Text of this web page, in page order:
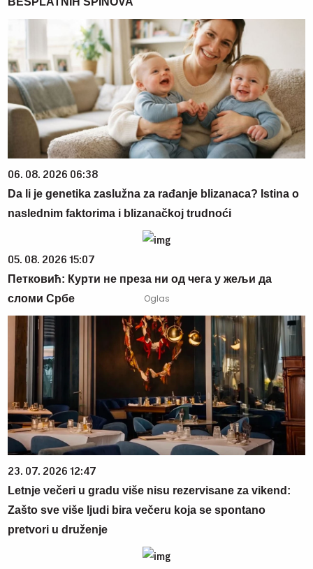
06. 08. 2026 06:38
Da li je genetika zaslužna za rađanje blizanaca? Istina o
naslednim faktorima i blizanačkoj trudnoći
05. 08. 2026 15:07
Петковић: Курти не преза ни од чега у жељи да
сломи Србе
23. 07. 2026 12:47
Letnje večeri u gradu više nisu rezervisane za vikend:
Zašto sve više ljudi bira večeru koja se spontano
pretvori u druženje